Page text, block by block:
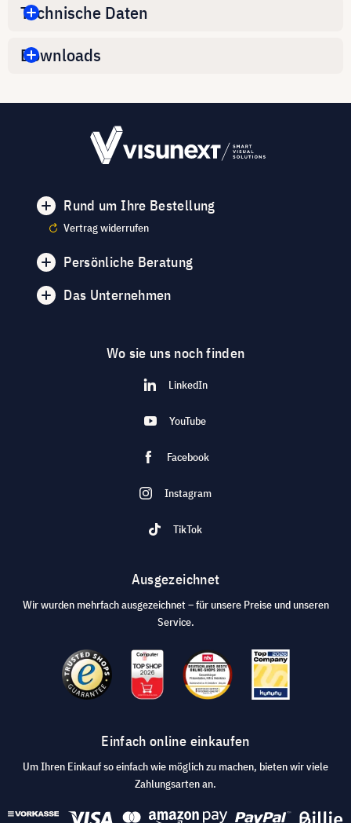
Technische Daten
Downloads
Rund um Ihre Bestellung
Vertrag widerrufen
Persönliche Beratung
Das Unternehmen
Wo sie uns noch finden
LinkedIn
YouTube
Facebook
Instagram
TikTok
Ausgezeichnet
Wir wurden mehrfach ausgezeichnet – für unsere Preise und unseren
Service.
Einfach online einkaufen
Um Ihren Einkauf so einfach wie möglich zu machen, bieten wir viele
Zahlungsarten an.